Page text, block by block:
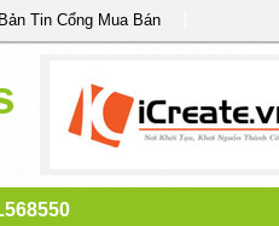
Bản Tin Cổng Mua Bán